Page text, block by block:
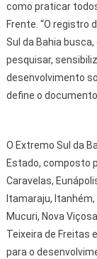
como praticar
Frente. “O registro
Sul da Bahia
pesquisar,
desenvolvimento
define o
O Extremo Sul da
Estado, composto
Caravelas,
Itamaraju,
Mucuri, Nova
Teixeira de Freitas
para o